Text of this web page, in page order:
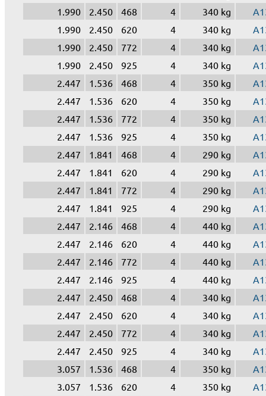
1.990
2.450 468 4 340 kg
1.990
2.450 620 4 340 kg
1.990
2.450 772 4 340 kg
1.990
2.450 925 4 340 kg
2.447
1.536 468 4 350 kg
2.447
1.536 620 4 350 kg
2.447
1.536 772 4 350 kg
2.447
1.536 925 4 350 kg
2.447
1.841 468 4 290 kg
2.447
1.841 620 4 290 kg
2.447
1.841 772 4 290 kg
2.447
1.841 925 4 290 kg
2.447
2.146 468 4 440 kg
2.447
2.146 620 4 440 kg
2.447
2.146 772 4 440 kg
2.447
2.146 925 4 440 kg
2.447
2.450 468 4 340 kg
2.447
2.450 620 4 340 kg
2.447
2.450 772 4 340 kg
2.447
2.450 925 4 340 kg
3.057
1.536 468 4 350 kg
3.057
1.536 620 4 350 kg